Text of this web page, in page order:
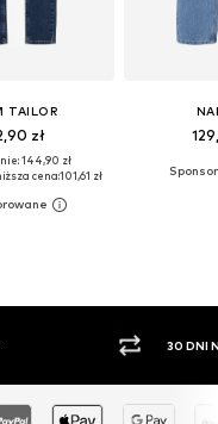
TAILOR
zł
144,90 zł
cena:101,61 zł